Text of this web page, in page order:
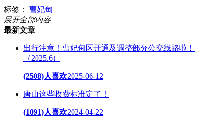
标签：
曹妃甸
展开全部内容
最新文章
出行注意！曹妃甸区开通及调整部分公交线路啦！
（2025.6）
(2508)人喜欢2025-06-12
唐山这些收费标准定了！
(1091)人喜欢2024-04-22